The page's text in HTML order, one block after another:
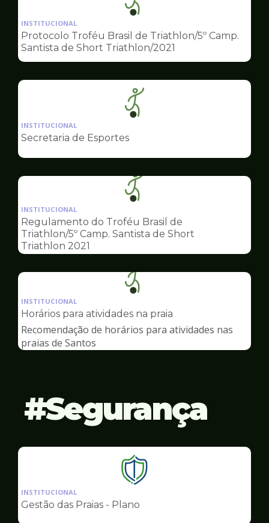
Ilustração
da
pagina
de
Esportes
INSTITUCIONAL
Protocolo Troféu Brasil de Triathlon/5º Camp.
Santista de Short Triathlon/2021
Ilustração
da
Esportes
INSTITUCIONAL
Secretaria de Esportes
Ilustração
da
pagina
de
INSTITUCIONAL
Regulamento do Troféu Brasil de
Triathlon/5º Camp. Santista de Short
Triathlon 2021
Ilustração
da
pagina
Esportes
INSTITUCIONAL
Horários para atividades na praia
Recomendação de horários para atividades nas
praias de Santos
Segurança
Ilustração
da
pagina
INSTITUCIONAL
Gestão das Praias - Plano